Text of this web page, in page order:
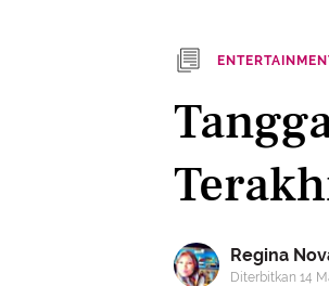
Regina
Diterbitkan 14